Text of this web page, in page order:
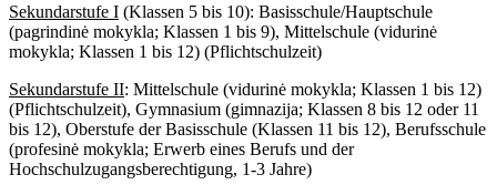
Sekundarstufe I (Klassen 5 bis 10): Basisschule/Hauptschule
(pagrindinė mokykla; Klassen 1 bis 9), Mittelschule (vidurinė
mokykla; Klassen 1 bis 12) (Pflichtschulzeit)
Sekundarstufe II: Mittelschule (vidurinė mokykla; Klassen 1 bis 12)
(Pflichtschulzeit), Gymnasium (gimnazija; Klassen 8 bis 12 oder 11
bis 12), Oberstufe der Basisschule (Klassen 11 bis 12), Berufsschule
(profesinė mokykla; Erwerb eines Berufs und der
Hochschulzugangsberechtigung, 1-3 Jahre)